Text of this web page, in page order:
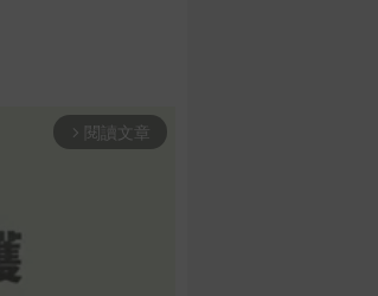
arrow_forward_ios 閱讀文章